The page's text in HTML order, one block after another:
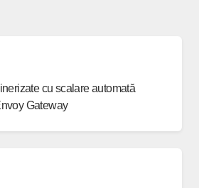
cu scalare automată
Gateway